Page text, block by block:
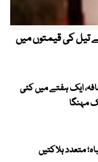
تیل کی قیمتوں میں
ایک ہفتے میں کئی